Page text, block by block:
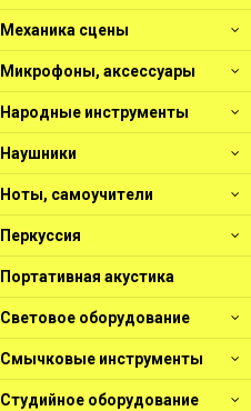
Механика сцены
Микрофоны, аксессуары
Народные инструменты
Наушники
Ноты, самоучители
Перкуссия
Портативная акустика
Световое оборудование
Смычковые инструменты
Студийное оборудование